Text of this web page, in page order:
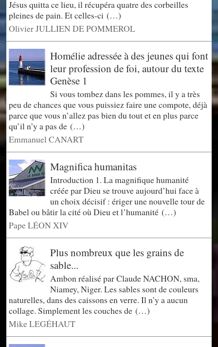
Jésus quitta ce lieu, il récupéra quatre des corbeilles
pleines de pain. Et celles-ci (…)
Olivier JULLIEN DE POMMEROL
Homélie adressée à des jeunes qui font
leur profession de foi, autour du texte
Genèse 1
Si vous tombez dans les pommes, il y a très
peu de chances que vous puissiez faire une compote, déjà
parce que vous n’allez pas bien du tout et en plus parce
qu’il n’y a pas de (…)
Emmanuel CANART
Magnifica humanitas
Introduction 1. La magnifique humanité
créée par Dieu se trouve aujourd’hui face à
un choix décisif : ériger une nouvelle tour de
Babel ou bâtir la cité où Dieu et l’humanité (…)
Pape LÉON XIV
Plus nombreux que les grains de
sable...
Ambon réalisé par Claude NACHON, sma,
Niamey, Niger. Les sables sont de couleurs
naturelles, dans des caissons en verre. Il n’y a aucun
collage. Simplement les couches de (…)
Mike LEGÉHAUT